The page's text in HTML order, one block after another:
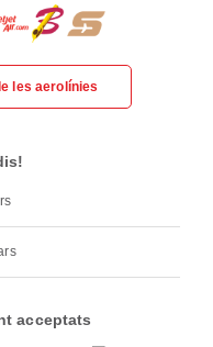
les aerolínies
acceptats